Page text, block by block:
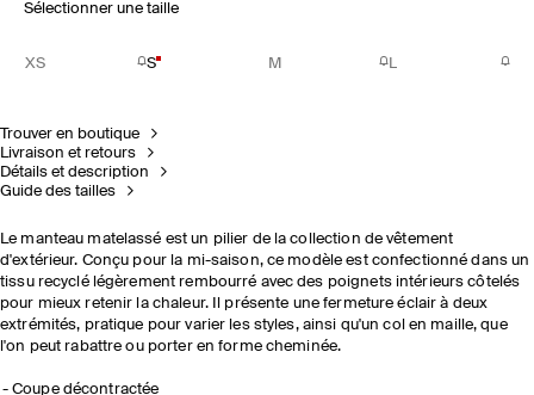
Sélectionner une taille
XS S M L
Trouver en boutique
Livraison et retours
Détails et description
Guide des tailles
Le manteau matelassé est un pilier de la collection de vêtement
d'extérieur. Conçu pour la mi-saison, ce modèle est confectionné dans un
tissu recyclé légèrement rembourré avec des poignets intérieurs côtelés
pour mieux retenir la chaleur. Il présente une fermeture éclair à deux
extrémités, pratique pour varier les styles, ainsi qu'un col en maille, que
l'on peut rabattre ou porter en forme cheminée.
Coupe décontractée